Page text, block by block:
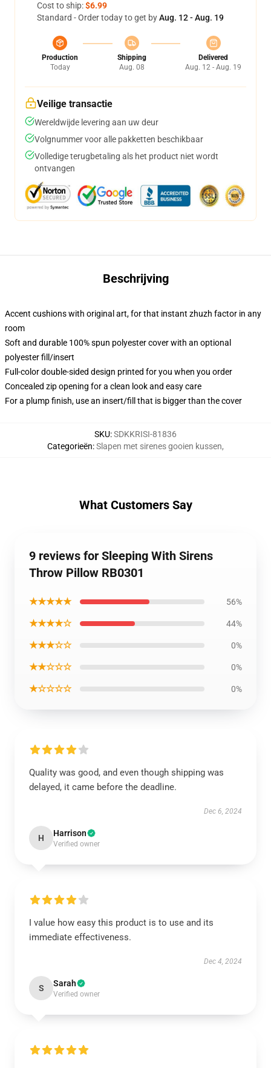
Cost to ship:$6.99
Standard - Order today to get byAug. 12 - Aug. 19
Production
Today
Shipping
Aug. 08
Delivered
Aug. 12 - Aug. 19
Veilige transactie
Wereldwijde levering aan uw deur
Volgnummer voor alle pakketten beschikbaar
Volledige terugbetaling als het product niet wordt
ontvangen
Beschrijving
Accent cushions with original art, for that instant zhuzh factor in any
room
Soft and durable 100% spun polyester cover with an optional
polyester fill/insert
Full-color double-sided design printed for you when you order
Concealed zip opening for a clean look and easy care
For a plump finish, use an insert/fill that is bigger than the cover
SKU:SDKKRISI-81836
Categorieën:Slapen met sirenes gooien kussen,
What Customers Say
9 reviews for Sleeping With Sirens
Throw Pillow RB0301
★★★★★ 56%
★★★★☆ 44%
★★★☆☆ 0%
★★☆☆☆ 0%
★☆☆☆☆ 0%
Quality was good, and even though shipping was
delayed, it came before the deadline.
Dec 6, 2024
H Harrison
Verified owner
I value how easy this product is to use and its
immediate effectiveness.
Dec 4, 2024
S Sarah
Verified owner